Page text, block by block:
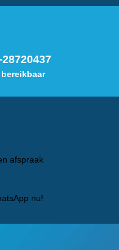
28720437
afspraak
nu!